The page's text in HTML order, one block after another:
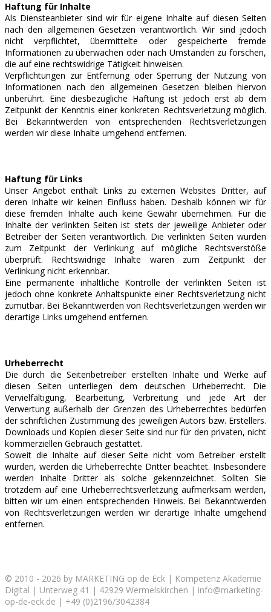
Haftung für Inhalte
Als Diensteanbieter sind wir für eigene Inhalte auf diesen Seiten
nach den allgemeinen Gesetzen verantwortlich. Wir sind jedoch
nicht verpflichtet, übermittelte oder gespeicherte fremde
Informationen zu überwachen oder nach Umständen zu forschen,
die auf eine rechtswidrige Tätigkeit hinweisen.
Verpflichtungen zur Entfernung oder Sperrung der Nutzung von
Informationen nach den allgemeinen Gesetzen bleiben hiervon
unberührt. Eine diesbezügliche Haftung ist jedoch erst ab dem
Zeitpunkt der Kenntnis einer konkreten Rechtsverletzung möglich.
Bei Bekanntwerden von entsprechenden Rechtsverletzungen
werden wir diese Inhalte umgehend entfernen.
Haftung für Links
Unser Angebot enthält Links zu externen Websites Dritter, auf
deren Inhalte wir keinen Einfluss haben. Deshalb können wir für
diese fremden Inhalte auch keine Gewähr übernehmen. Für die
Inhalte der verlinkten Seiten ist stets der jeweilige Anbieter oder
Betreiber der Seiten verantwortlich. Die verlinkten Seiten wurden
zum Zeitpunkt der Verlinkung auf mögliche Rechtsverstöße
überprüft. Rechtswidrige Inhalte waren zum Zeitpunkt der
Verlinkung nicht erkennbar.
Eine permanente inhaltliche Kontrolle der verlinkten Seiten ist
jedoch ohne konkrete Anhaltspunkte einer Rechtsverletzung nicht
zumutbar. Bei Bekanntwerden von Rechtsverletzungen werden wir
derartige Links umgehend entfernen.
Urheberrecht
Die durch die Seitenbetreiber erstellten Inhalte und Werke auf
diesen Seiten unterliegen dem deutschen Urheberrecht. Die
Vervielfältigung, Bearbeitung, Verbreitung und jede Art der
Verwertung außerhalb der Grenzen des Urheberrechtes bedürfen
der schriftlichen Zustimmung des jeweiligen Autors bzw. Erstellers.
Downloads und Kopien dieser Seite sind nur für den privaten, nicht
kommerziellen Gebrauch gestattet.
Soweit die Inhalte auf dieser Seite nicht vom Betreiber erstellt
wurden, werden die Urheberrechte Dritter beachtet. Insbesondere
werden Inhalte Dritter als solche gekennzeichnet. Sollten Sie
trotzdem auf eine Urheberrechtsverletzung aufmerksam werden,
bitten wir um einen entsprechenden Hinweis. Bei Bekanntwerden
von Rechtsverletzungen werden wir derartige Inhalte umgehend
entfernen.
© 2010 - 2026 by MARKETING op de Eck | Kompetenz Akademie
Digital | Unterweg 41 | 42929 Wermelskirchen | info@marketing-
op-de-eck.de | +49 (0)2196/3042384